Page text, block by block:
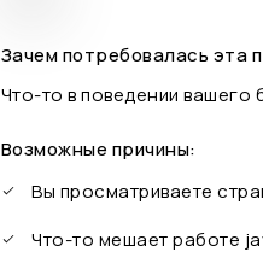
Зачем потребовалась эта
Что-то в поведении вашего
Возможные причины:
Вы просматриваете
Что-то мешает работе